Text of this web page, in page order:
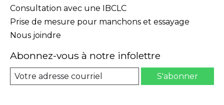
Consultation avec une IBCLC
Prise de mesure pour manchons et essayage
Nous joindre
Abonnez-vous à notre infolettre
S'abonner